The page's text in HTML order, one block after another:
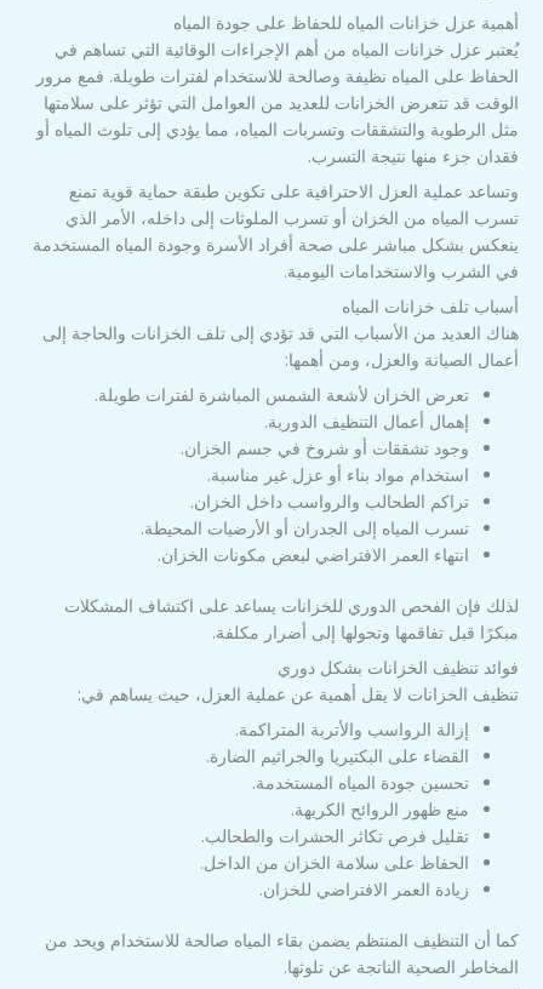
أهمية عزل خزانات المياه للحفاظ على جودة المياه
يُعتبر عزل خزانات المياه من أهم الإجراءات الوقائية التي تساهم في
الحفاظ على المياه نظيفة وصالحة للاستخدام لفترات طويلة. فمع مرور
الوقت قد تتعرض الخزانات للعديد من العوامل التي تؤثر على سلامتها
مثل الرطوبة والتشققات وتسربات المياه، مما يؤدي إلى تلوث المياه أو
فقدان جزء منها نتيجة التسرب.
وتساعد عملية العزل الاحترافية على تكوين طبقة حماية قوية تمنع
تسرب المياه من الخزان أو تسرب الملوثات إلى داخله، الأمر الذي
ينعكس بشكل مباشر على صحة أفراد الأسرة وجودة المياه المستخدمة
في الشرب والاستخدامات اليومية.
أسباب تلف خزانات المياه
هناك العديد من الأسباب التي قد تؤدي إلى تلف الخزانات والحاجة إلى
أعمال الصيانة والعزل، ومن أهمها:
تعرض الخزان لأشعة الشمس المباشرة لفترات طويلة.
إهمال أعمال التنظيف الدورية.
وجود تشققات أو شروخ في جسم الخزان.
استخدام مواد بناء أو عزل غير مناسبة.
تراكم الطحالب والرواسب داخل الخزان.
تسرب المياه إلى الجدران أو الأرضيات المحيطة.
انتهاء العمر الافتراضي لبعض مكونات الخزان.
لذلك فإن الفحص الدوري للخزانات يساعد على اكتشاف المشكلات
مبكرًا قبل تفاقمها وتحولها إلى أضرار مكلفة.
فوائد تنظيف الخزانات بشكل دوري
تنظيف الخزانات لا يقل أهمية عن عملية العزل، حيث يساهم في:
إزالة الرواسب والأتربة المتراكمة.
القضاء على البكتيريا والجراثيم الضارة.
تحسين جودة المياه المستخدمة.
منع ظهور الروائح الكريهة.
تقليل فرص تكاثر الحشرات والطحالب.
الحفاظ على سلامة الخزان من الداخل.
زيادة العمر الافتراضي للخزان.
كما أن التنظيف المنتظم يضمن بقاء المياه صالحة للاستخدام ويحد من
المخاطر الصحية الناتجة عن تلوثها.